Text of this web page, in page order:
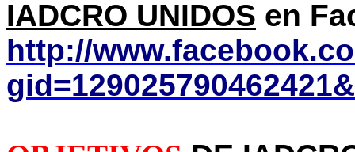
IADCRO UNIDOS en
http://